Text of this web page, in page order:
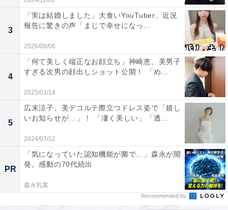
3
「実は結婚しました」大食いYouTuber、近況
報告に驚きの声「まじで幸せになっ...
2026/08/06
4
「何て美しく端正なお顔立ち」神崎恵、美男子
すぎる次男の顔出しショット公開！ 「め...
2025/01/14
5
広末涼子、美デコルテ際立つドレス姿で「嬉し
いお知らせが…」！ 「凄く美しい」「透...
2024/07/12
PR
「気になっていた認知機能が菌で…」森永が開
発。感動の70代続出
森永乳業
Recommended by